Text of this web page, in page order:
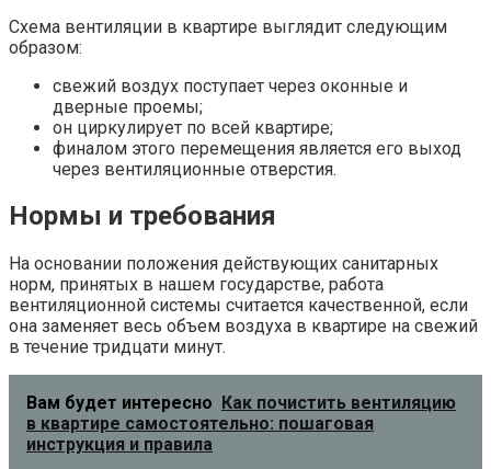
Схема вентиляции в квартире выглядит следующим
образом:
свежий воздух поступает через оконные и
дверные проемы;
он циркулирует по всей квартире;
финалом этого перемещения является его выход
через вентиляционные отверстия.
Нормы и требования
На основании положения действующих санитарных
норм, принятых в нашем государстве, работа
вентиляционной системы считается качественной, если
она заменяет весь объем воздуха в квартире на свежий
в течение тридцати минут.
Вам будет интересно
Как почистить вентиляцию
в квартире самостоятельно: пошаговая
инструкция и правила